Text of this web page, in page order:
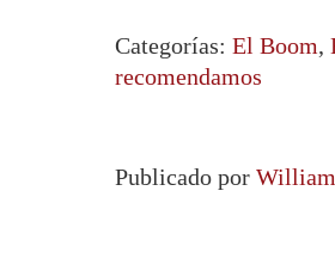
Categorías: El Boom,
recomendamos
Publicado por William